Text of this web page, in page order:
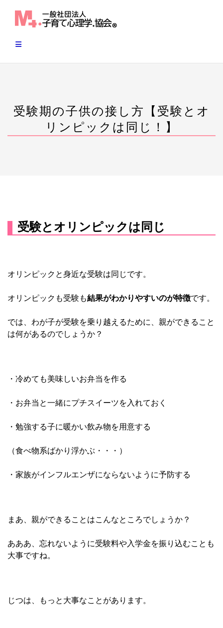
受験期の子供の接し方【受験とオ
リンピックは同じ！】
受験とオリンピックは同じ
オリンピックと身近な受験は同じです。
オリンピックも受験も結果がわかりやすいのが特徴です。
では、わが子が受験を乗り越えるために、親ができること
は何があるのでしょうか？
・冷めても美味しいお弁当を作る
・お弁当と一緒にプチスイーツを入れておく
・勉強する子に暖かい飲み物を用意する
（食べ物系ばかり浮かぶ・・・）
・家族がインフルエンザにならないように予防する
まあ、親ができることはこんなところでしょうか？
あああ、忘れないように受験料や入学金を振り込むことも
大事ですね。
じつは、もっと大事なことがあります。